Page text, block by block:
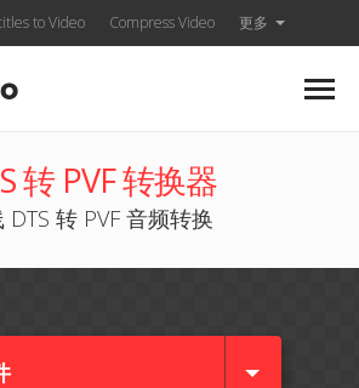
to Video Compress Video 更多
转 PVF 转换器
DTS 转 PVF 音频转换